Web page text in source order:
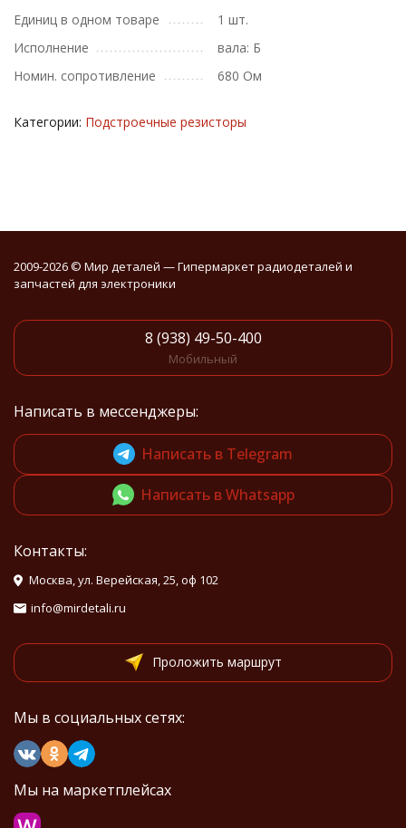
Единиц в одном товаре
1 шт.
Исполнение
вала: Б
Номин. сопротивление
680 Ом
Категории: Подстроечные резисторы
2009-2026 © Мир деталей — Гипермаркет радиодеталей и
запчастей для электроники
8 (938) 49-50-400
Мобильный
Написать в мессенджеры:
Написать в Telegram
Написать в Whatsapp
Контакты:
Москва, ул. Верейская, 25, оф 102
info@mirdetali.ru
Проложить маршрут
Мы в социальных сетях:
Мы на маркетплейсах